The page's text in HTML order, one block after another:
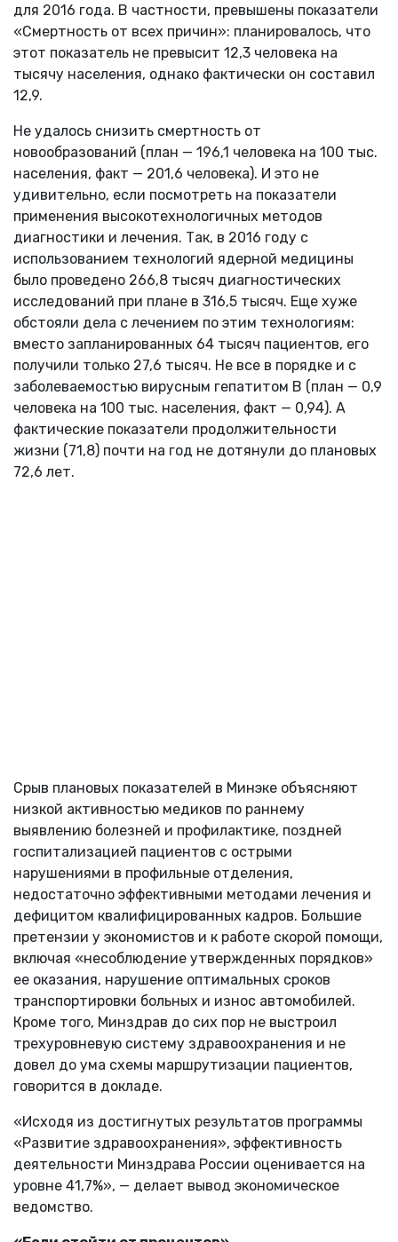
для 2016 года. В частности, превышены показатели
«Смертность от всех причин»: планировалось, что
этот показатель не превысит 12,3 человека на
тысячу населения, однако фактически он составил
12,9.
Не удалось снизить смертность от
новообразований (план — 196,1 человека на 100 тыс.
населения, факт — 201,6 человека). И это не
удивительно, если посмотреть на показатели
применения высокотехнологичных методов
диагностики и лечения. Так, в 2016 году с
использованием технологий ядерной медицины
было проведено 266,8 тысяч диагностических
исследований при плане в 316,5 тысяч. Еще хуже
обстояли дела с лечением по этим технологиям:
вместо запланированных 64 тысяч пациентов, его
получили только 27,6 тысяч. Не все в порядке и с
заболеваемостью вирусным гепатитом B (план — 0,9
человека на 100 тыс. населения, факт — 0,94). А
фактические показатели продолжительности
жизни (71,8) почти на год не дотянули до плановых
72,6 лет.
Срыв плановых показателей в Минэке объясняют
низкой активностью медиков по раннему
выявлению болезней и профилактике, поздней
госпитализацией пациентов с острыми
нарушениями в профильные отделения,
недостаточно эффективными методами лечения и
дефицитом квалифицированных кадров. Большие
претензии у экономистов и к работе скорой помощи,
включая «несоблюдение утвержденных порядков»
ее оказания, нарушение оптимальных сроков
транспортировки больных и износ автомобилей.
Кроме того, Минздрав до сих пор не выстроил
трехуровневую систему здравоохранения и не
довел до ума схемы маршрутизации пациентов,
говорится в докладе.
«Исходя из достигнутых результатов программы
«Развитие здравоохранения», эффективность
деятельности Минздрава России оценивается на
уровне 41,7%», — делает вывод экономическое
ведомство.